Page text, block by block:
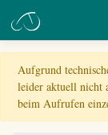
Aufgrund
leider aktuell nicht
beim Aufrufen